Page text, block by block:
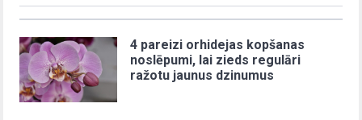
4 pareizi orhidejas kopšanas
noslēpumi, lai zieds regulāri
ražotu jaunus dzinumus